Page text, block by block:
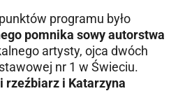
programu było
pomnika sowy autorstwa
artysty, ojca dwóch
nr 1 w Świeciu.
rzeźbiarz i Katarzyna